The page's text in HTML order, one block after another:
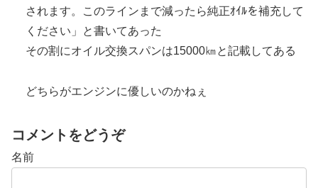
されます。このラインまで減ったら純正ｵｲﾙを補充して
ください」と書いてあった
その割にオイル交換スパンは15000㎞と記載してある
どちらがエンジンに優しいのかねぇ
コメントをどうぞ
名前